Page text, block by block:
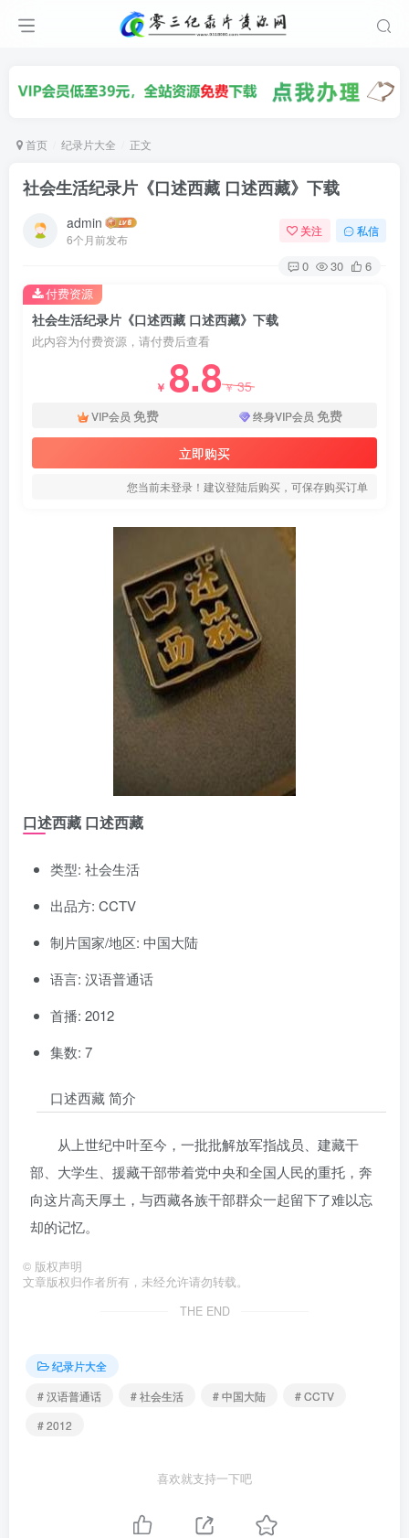
首页 纪录片大全 正文
社会生活纪录片《口述西藏 口述西藏》下载
admin
6个月前发布
关注 私信
0 30 6
社会生活纪录片《口述西藏 口述西藏》下载
此内容为付费资源，请付费后查看
￥ 8.8￥35
VIP会员 免费 终身VIP会员 免费
立即购买
您当前未登录！建议登陆后购买，可保存购买订单
付费资源
口述西藏 口述西藏
类型: 社会生活
出品方: CCTV
制片国家/地区: 中国大陆
语言: 汉语普通话
首播: 2012
集数: 7
口述西藏 简介
从上世纪中叶至今，一批批解放军指战员、建藏干
部、大学生、援藏干部带着党中央和全国人民的重托，奔
向这片高天厚土，与西藏各族干部群众一起留下了难以忘
却的记忆。
© 版权声明
文章版权归作者所有，未经允许请勿转载。
THE END
纪录片大全
# 汉语普通话
# 社会生活 # 中国大陆
# CCTV
# 2012
喜欢就支持一下吧